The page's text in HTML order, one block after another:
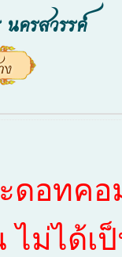
ครสวรรค์
ดอทค
ม่ได้เ